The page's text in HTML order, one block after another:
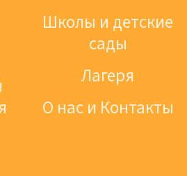
Школы и детские
сады
Лагеря
О нас и Контакты